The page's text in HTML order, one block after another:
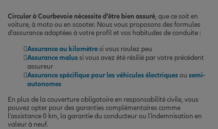
Circuler à Courbevoie nécessite d'être bien assuré, que ce soit en
voiture, à moto ou en scooter. Nous vous proposons des formules
d'assurance adaptées à votre profil et vos habitudes de conduite :
Assurance au kilomètresi vous roulez peu
Assurance malussi vous avez été résilié par votre précédent
assureur
Assurance spécifique pour les véhicules électriquesou semi-
autonomes
En plus de la couverture obligatoire en responsabilité civile, vous
pouvez opter pour des garanties complémentaires comme
l'assistance 0 km, la garantie du conducteur ou l'indemnisation en
valeur à neuf.